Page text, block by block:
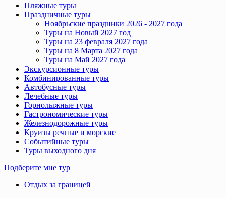
Пляжные туры
Праздничные туры
Ноябрьские праздники 2026 - 2027 года
Туры на Новый 2027 год
Туры на 23 февраля 2027 года
Туры на 8 Марта 2027 года
Туры на Май 2027 года
Экскурсионные туры
Комбинированные туры
Автобусные туры
Лечебные туры
Горнолыжные туры
Гастрономические туры
Железнодорожные туры
Круизы речные и морские
Событийные туры
Туры выходного дня
Подберите мне тур
Отдых за границей